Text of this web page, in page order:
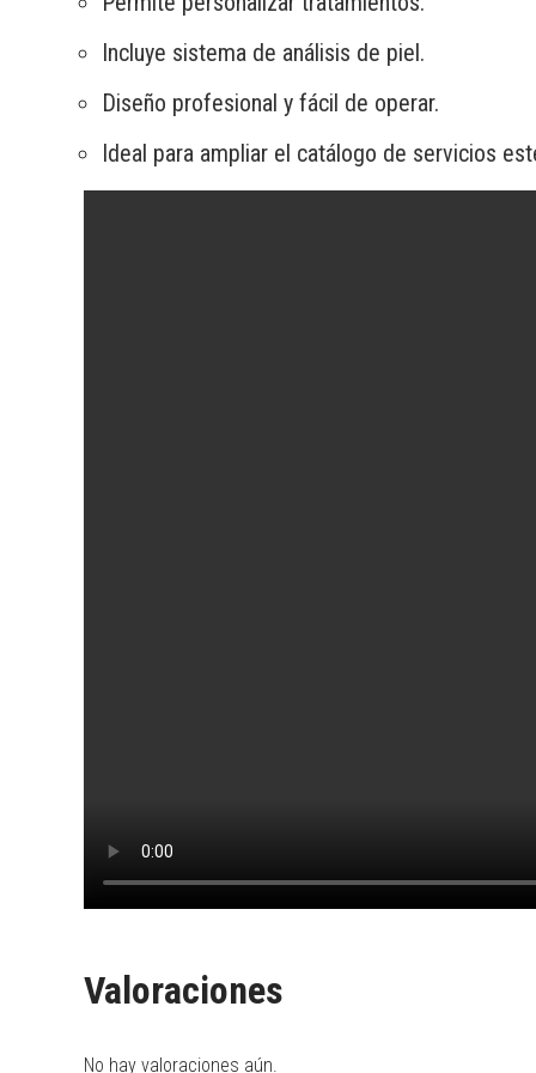
Incluye sistema de análisis de piel.
Diseño profesional y fácil de operar.
Ideal para ampliar el catálogo de servicios
Valoraciones
No hay valoraciones aún.